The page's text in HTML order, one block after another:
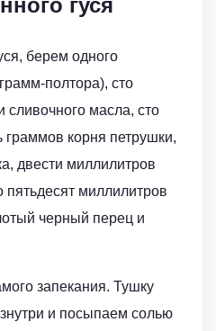
берем одного
полтора), сто
сливочного масла, сто
граммов корня петрушки,
двести миллилитров
пятьдесят миллилитров
черный перец и
запекания. Тушку
и посыпаем солью